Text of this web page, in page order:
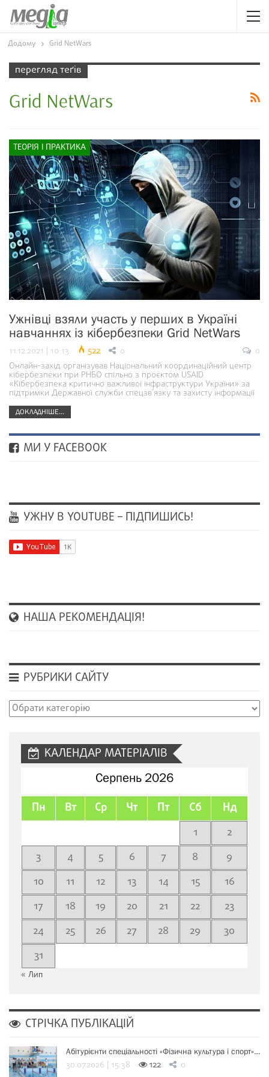
Додому Grid NetWars
перегляд теґів
Grid NetWars
ТЕОРІЯ І ПРАКТИКА
Ужнівці взяли участь у перших в Україні
навчаннях із кібербезпеки Grid NetWars
11.12.2021 | 10:13 522 0
0
Онлайн-захід організував Національний координаційний центр
кібербезпеки при РНБО спільно з проєктом USAID
«Кібербезпека критично важливої інфраструктури України» за
підтримки Державної служби спецзв’язку та захисту інформації
ДОКЛАДНІШЕ...
МИ У FACEBOOK
УЖНУ В YOUTUBE – ПІДПИШИСЬ!
НАША РЕКОМЕНДАЦІЯ!
РУБРИКИ САЙТУ
Рубрики
КАЛЕНДАР МАТЕРІАЛІВ
Серпень 2026
Пн Вт Ср Чт Пт Сб Нд
1
2
3
4 5 6 7 8
9
10
11 12 13 14 15
16
17
18 19 20 21 22
23
24
25 26 27 28 29
30
31
« Лип
СТРІЧКА ПУБЛІКАЦІЙ
Абітурієнти спеціальності «Фізична культура і спорт»…
30.07.2026 | 15:38 122 0